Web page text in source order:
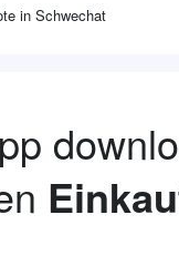
in Schwechat